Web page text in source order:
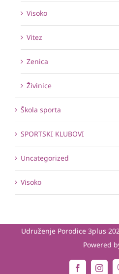
Visoko
Vitez
Zenica
Živinice
Škola sporta
SPORTSKI KLUBOVI
Uncategorized
Visoko
Udruženje Porodice 3plus
Powered
Facebook